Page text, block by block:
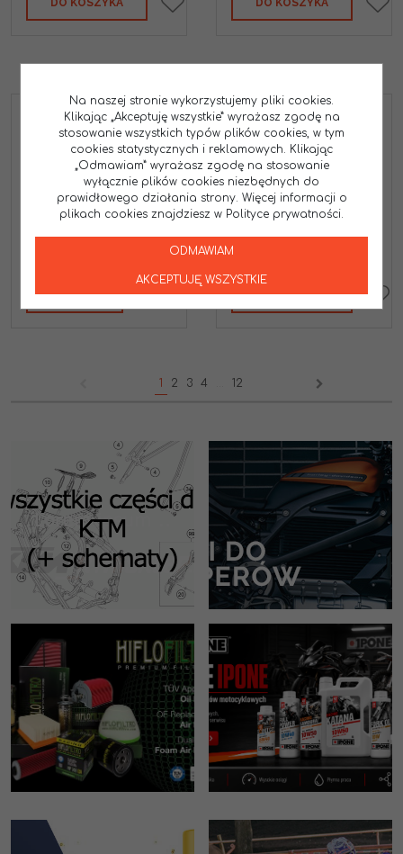
ALL BALLS ŁOŻYSKA
WAŁU KORBOWEGO Z
USZCZELNIACZAMI
KAWASAKI KLF
220/250/300, SUZUKI
DR250, YAMAHA XT350
'85-'00
24-1042
204.80
ZOBACZ
ALL BALLS ŁOŻYSKA
WAŁU KORBOWEGO Z
USZCZELNIACZAMI
KAWASAKI KLX 300/250R,
SUZUKI DR350 '90-'99
24-1059
178.50
DO KOSZYKA
1 2 3 4 12
Na naszej stronie wykorzystujemy pliki cookies.
Klikając „Akceptuję wszystkie” wyrażasz zgodę na
stosowanie wszystkich typów plików cookies, w tym
cookies statystycznych i reklamowych. Klikając
„Odmawiam” wyrażasz zgodę na stosowanie
wyłącznie plików cookies niezbędnych do
prawidłowego działania strony. Więcej informacji o
plikach cookies znajdziesz w Polityce prywatności.
ODMAWIAM
AKCEPTUJĘ WSZYSTKIE